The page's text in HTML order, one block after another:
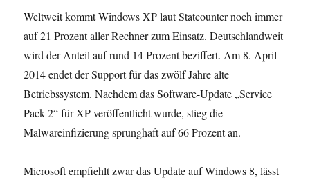
Weltweit kommt Windows XP laut Statcounter noch immer
auf 21 Prozent aller Rechner zum Einsatz. Deutschlandweit
wird der Anteil auf rund 14 Prozent beziffert. Am 8. April
2014 endet der Support für das zwölf Jahre alte
Betriebssystem. Nachdem das Software-Update „Service
Pack 2“ für XP veröffentlicht wurde, stieg die
Malwareinfizierung sprunghaft auf 66 Prozent an.
Microsoft empfiehlt zwar das Update auf Windows 8, lässt